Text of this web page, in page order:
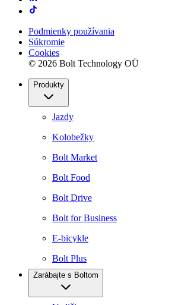
Podmienky používania
Súkromie
Cookies
© 2026 Bolt Technology OÜ
Produkty
Jazdy
Kolobežky
Bolt Market
Bolt Food
Bolt Drive
Bolt for Business
E-bicykle
Bolt Plus
Zarábajte s Boltom